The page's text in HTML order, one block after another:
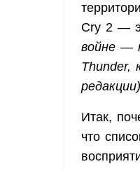
Cry 2 —
войне —
Thunder,
редакции)
Итак,
что